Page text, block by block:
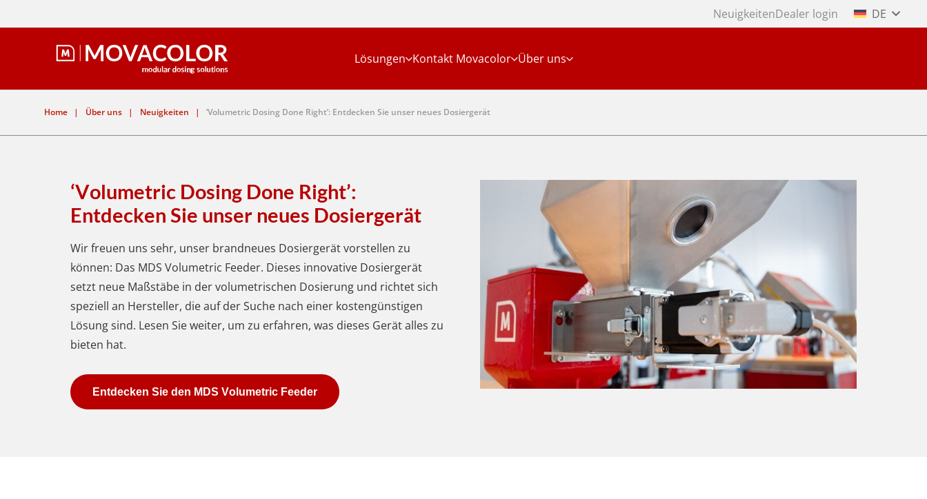
NeuigkeitenDealer login DE
Lösungen Kontakt Movacolor Über uns
Home | Über uns | Neuigkeiten | ‘Volumetric Dosing Done Right’: Entdecken Sie unser neues Dosiergerät
‘Volumetric Dosing Done Right’:
Entdecken Sie unser neues Dosiergerät
Wir freuen uns sehr, unser brandneues Dosiergerät vorstellen zu
können: Das MDS Volumetric Feeder. Dieses innovative Dosiergerät
setzt neue Maßstäbe in der volumetrischen Dosierung und richtet sich
speziell an Hersteller, die auf der Suche nach einer kostengünstigen
Lösung sind. Lesen Sie weiter, um zu erfahren, was dieses Gerät alles zu
bieten hat.
Entdecken Sie den MDS Volumetric Feeder